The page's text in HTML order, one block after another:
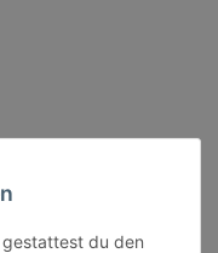
gestattest du den
- 18:30 Uhr